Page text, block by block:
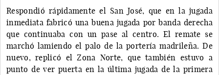
Respondió rápidamente el San José, que en la jugada
inmediata fabricó una buena jugada por banda derecha
que continuaba con un pase al centro. El remate se
marchó lamiendo el palo de la portería madrileña. De
nuevo, replicó el Zona Norte, que también estuvo a
punto de ver puerta en la última jugada de la primera